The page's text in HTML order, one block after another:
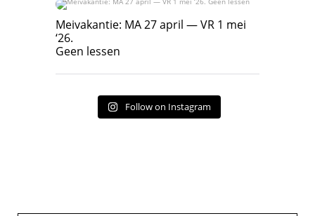
Meivakantie: MA 27 april — VR 1 mei ‘26.
Geen lessen
Meivakantie: MA 27 april — VR 1 mei
‘26.
Geen lessen
Follow on Instagram